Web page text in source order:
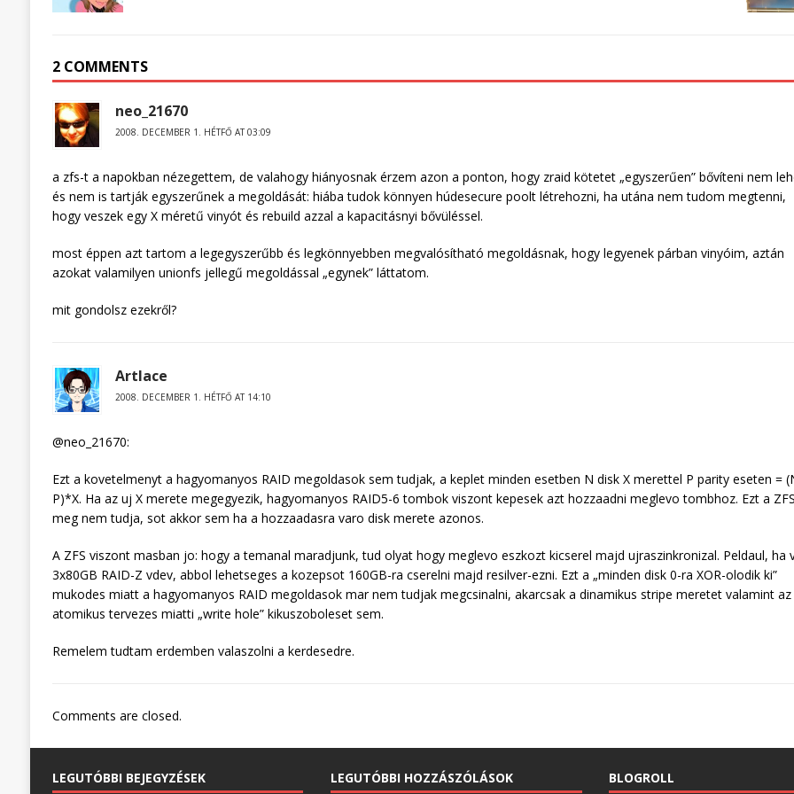
2 COMMENTS
neo_21670
2008. DECEMBER 1. HÉTFŐ AT 03:09
a zfs-t a napokban nézegettem, de valahogy hiányosnak érzem azon a ponton, hogy zraid kötetet „egyszerűen” bővíteni nem
és nem is tartják egyszerűnek a megoldását: hiába tudok könnyen húdesecure poolt létrehozni, ha utána nem tudom megtenni,
hogy veszek egy X méretű vinyót és rebuild azzal a kapacitásnyi bővüléssel.
most éppen azt tartom a legegyszerűbb és legkönnyebben megvalósítható megoldásnak, hogy legyenek párban vinyóim, aztán
azokat valamilyen unionfs jellegű megoldással „egynek” láttatom.
mit gondolsz ezekről?
Artlace
2008. DECEMBER 1. HÉTFŐ AT 14:10
@neo_21670:
Ezt a kovetelmenyt a hagyomanyos RAID megoldasok sem tudjak, a keplet minden esetben N disk X merettel P parity eseten =
P)*X. Ha az uj X merete megegyezik, hagyomanyos RAID5-6 tombok viszont kepesek azt hozzaadni meglevo tombhoz. Ezt a
meg nem tudja, sot akkor sem ha a hozzaadasra varo disk merete azonos.
A ZFS viszont masban jo: hogy a temanal maradjunk, tud olyat hogy meglevo eszkozt kicserel majd ujraszinkronizal. Peldaul, ha
3x80GB RAID-Z vdev, abbol lehetseges a kozepsot 160GB-ra cserelni majd resilver-ezni. Ezt a „minden disk 0-ra XOR-olodik ki”
mukodes miatt a hagyomanyos RAID megoldasok mar nem tudjak megcsinalni, akarcsak a dinamikus stripe meretet valamint az
atomikus tervezes miatti „write hole” kikuszoboleset sem.
Remelem tudtam erdemben valaszolni a kerdesedre.
Comments are closed.
LEGUTÓBBI BEJEGYZÉSEK LEGUTÓBBI HOZZÁSZÓLÁSOK BLOGROLL